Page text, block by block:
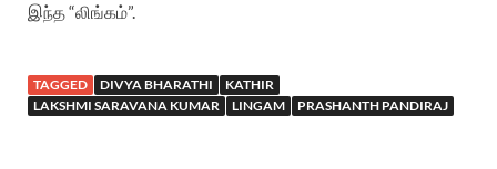
இந்த “லிங்கம்”.
TAGGED DIVYA BHARATHI
KATHIR
LAKSHMI SARAVANA KUMAR
LINGAM PRASHANTH PANDIRAJ